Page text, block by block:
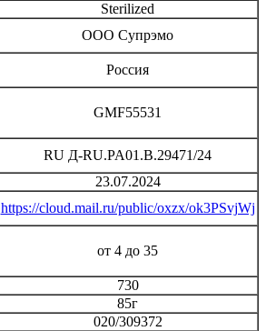
Sterilized
ООО Супрэмо
Россия
GMF55531
RU Д-RU.PA01.B.29471/24
23.07.2024
https://cloud.mail.ru/public/oxzx/ok3PSvjWj
от 4 до 35
730
85г
020/309372